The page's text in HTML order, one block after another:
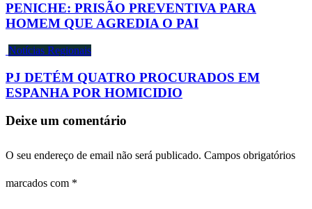
PENICHE: PRISÃO PREVENTIVA PARA
HOMEM QUE AGREDIA O PAI
Notícias Regionais
PJ DETÉM QUATRO PROCURADOS EM
ESPANHA POR HOMICIDIO
Deixe um comentário
O seu endereço de email não será publicado. Campos obrigatórios
marcados com *